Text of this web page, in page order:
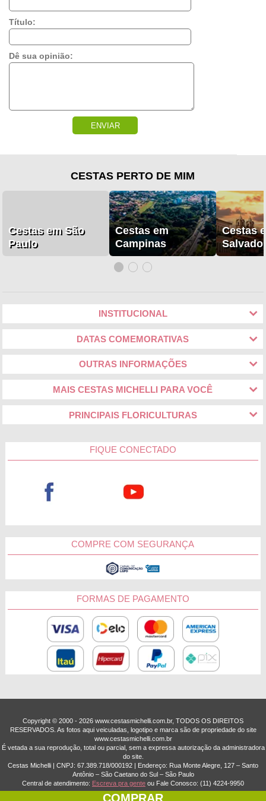
Título:
Dê sua opinião:
ENVIAR
CESTAS PERTO DE MIM
Cestas em São
Paulo
Cestas em
Campinas
Cestas
INSTITUCIONAL
DATAS COMEMORATIVAS
OUTRAS INFORMAÇÕES
MAIS CESTAS MICHELLI PARA VOCÊ
PRINCIPAIS FLORICULTURAS
FIQUE CONECTADO
COMPRE COM SEGURANÇA
FORMAS DE PAGAMENTO
Copyright © 2000 - ­2026 www.cestasmichelli.com.br, TODOS OS DIREITOS
RESERVADOS. As fotos aqui veiculadas, logotipo e marca são de propriedade do site
www.cestasmichelli.com.br
É vetada a sua reprodução, total ou parcial, sem a expressa autorização da administradora
do site.
Cestas Michelli | CNPJ: 67.389.718/0001­92 | Endereço: Rua Monte Alegre, 127 – Santo
Antônio – São Caetano do Sul – São Paulo
Central de atendimento: Escreva pra gente ou Fale Conosco: (11) 4224-9950